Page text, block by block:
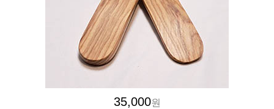
35,000원